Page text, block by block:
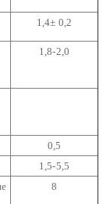
1,4± 0,2
1,8-2,0
0,5
1,5-5,5
8